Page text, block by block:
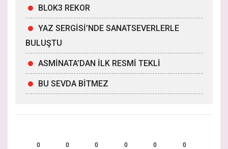
BLOK3 REKOR
YAZ SERGİSİ’NDE SANATSEVERLERLE
BULUŞTU
ASMİNATA’DAN İLK RESMİ TEKLİ
BU SEVDA BİTMEZ
0 0 0 0 0 0